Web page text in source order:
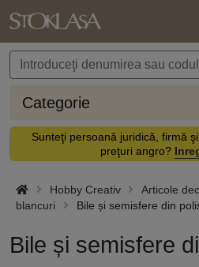
Categorie
Sunteţi persoană juridică, firmă
preţuri angro?
Hobby Creativ
Articole
blancuri
Bile și semisfere din
Bile și semisfere